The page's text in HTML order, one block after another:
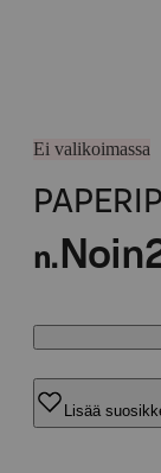
Ei valikoimassa
n. Noin
Lisää